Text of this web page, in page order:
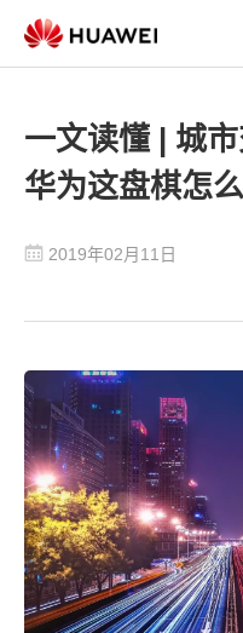
一文读懂 | 城市
华为这盘棋怎么
2019年02月11日